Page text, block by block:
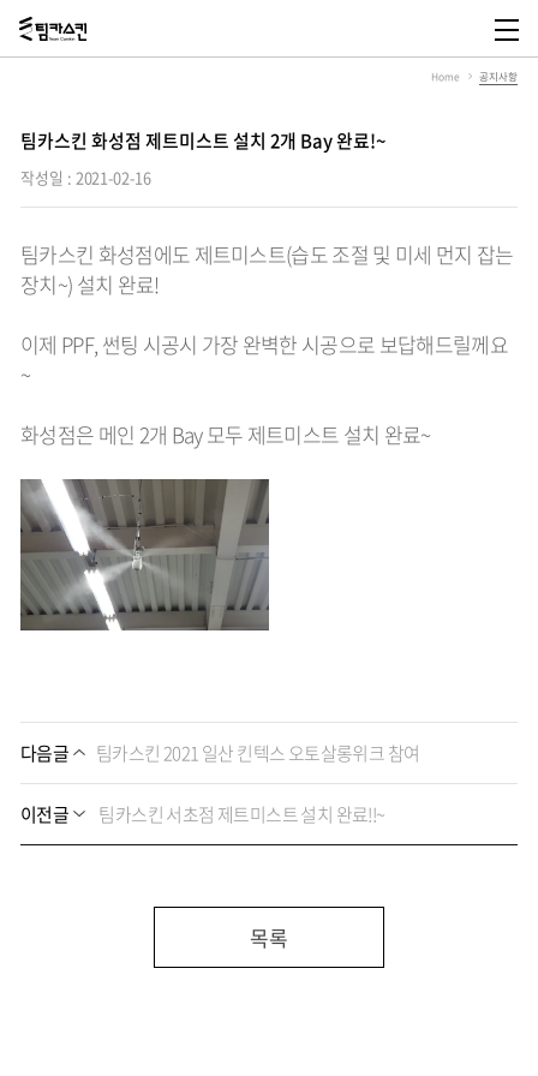
팀
카
스
열
Home 공지사항
팀카스킨 화성점 제트미스트 설치 2개 Bay 완료!~
작성일 : 2021-02-16
팀카스킨 화성점에도 제트미스트(습도 조절 및 미세 먼지 잡는
장치~) 설치 완료!
이제 PPF, 썬팅 시공시 가장 완벽한 시공으로 보답해드릴께요
~
화성점은 메인 2개 Bay 모두 제트미스트 설치 완료~
다음글 팀카스킨 2021 일산 킨텍스 오토살롱위크 참여
이전글 팀카스킨 서초점 제트미스트 설치 완료!!~
목록